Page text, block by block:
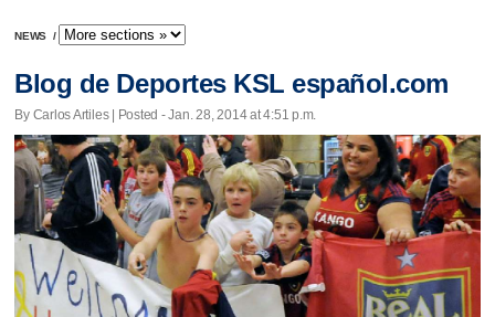
NEWS /
Blog de Deportes KSL español.com
By Carlos Artiles | Posted - Jan. 28, 2014 at 4:51 p.m.